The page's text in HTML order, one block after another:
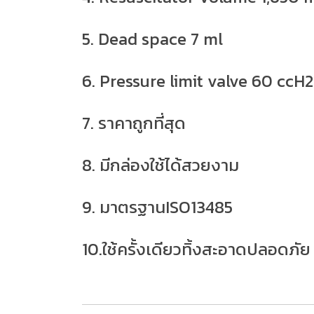
5. Dead space 7 ml
6. Pressure limit valve 60
7. ราคาถูกที่สุด
8. มีกล่องใช้ได้สวยงาม
9. มาตรฐานISO13485
10.ใช้ครั้งเดียวทิ้งสะอาดปลอดภัย